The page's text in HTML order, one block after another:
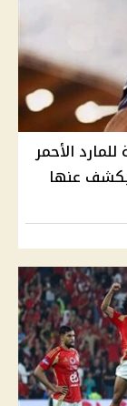
الأحمر
يكشف عنها